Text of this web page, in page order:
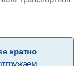
кратно